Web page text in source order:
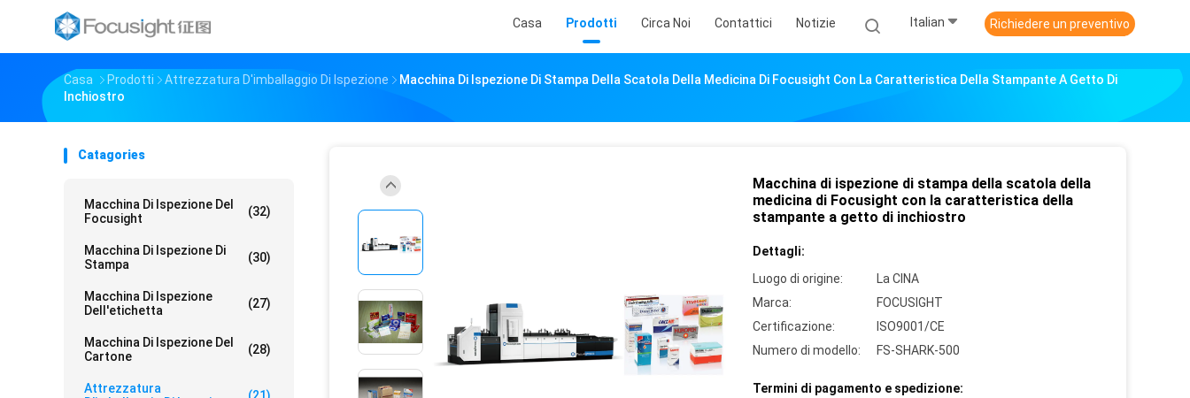
Casa Prodotti Circa Noi Contattici Notizie Italian Richiedere un preventivo
Casa Prodotti Attrezzatura D'imballaggio Di Ispezione
Macchina Di Ispezione Di Stampa Della Scatola Della Medicina Di Focusight Con La Caratteristica Della Stampante A Getto Di
Inchiostro
Catagories
Macchina Di Ispezione Del
Focusight
(32)
Macchina Di Ispezione Di
Stampa
(30)
Macchina Di Ispezione
Dell'etichetta
(27)
Macchina Di Ispezione Del
Cartone
(28)
Attrezzatura
Macchina di ispezione di stampa della scatola della
medicina di Focusight con la caratteristica della
stampante a getto di inchiostro
Dettagli:
Luogo di origine:
La CINA
Marca:
FOCUSIGHT
Certificazione:
ISO9001/CE
Numero di modello:
FS-SHARK-500
Termini di pagamento e spedizione: